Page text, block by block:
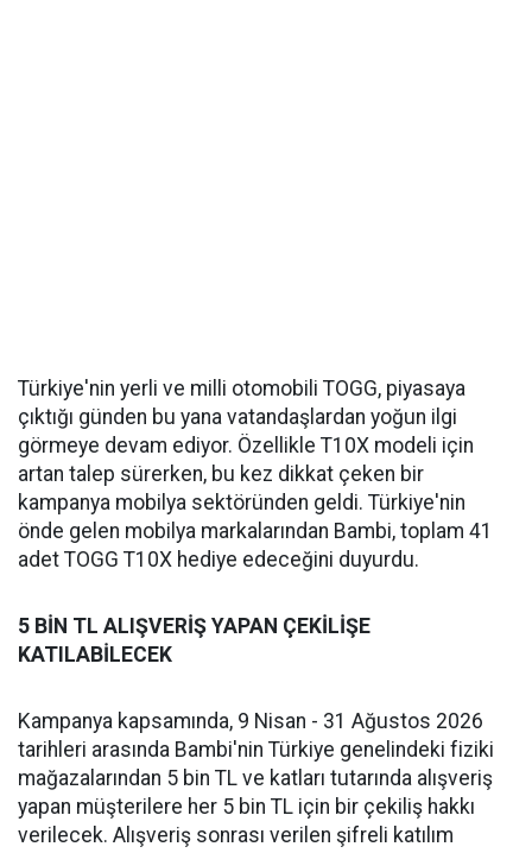
Türkiye'nin yerli ve milli otomobili TOGG, piyasaya
çıktığı günden bu yana vatandaşlardan yoğun ilgi
görmeye devam ediyor. Özellikle T10X modeli için
artan talep sürerken, bu kez dikkat çeken bir
kampanya mobilya sektöründen geldi. Türkiye'nin
önde gelen mobilya markalarından Bambi, toplam 41
adet TOGG T10X hediye edeceğini duyurdu.
5 BİN TL ALIŞVERİŞ YAPAN ÇEKİLİŞE
KATILABİLECEK
Kampanya kapsamında, 9 Nisan - 31 Ağustos 2026
tarihleri arasında Bambi'nin Türkiye genelindeki fiziki
mağazalarından 5 bin TL ve katları tutarında alışveriş
yapan müşterilere her 5 bin TL için bir çekiliş hakkı
verilecek. Alışveriş sonrası verilen şifreli katılım